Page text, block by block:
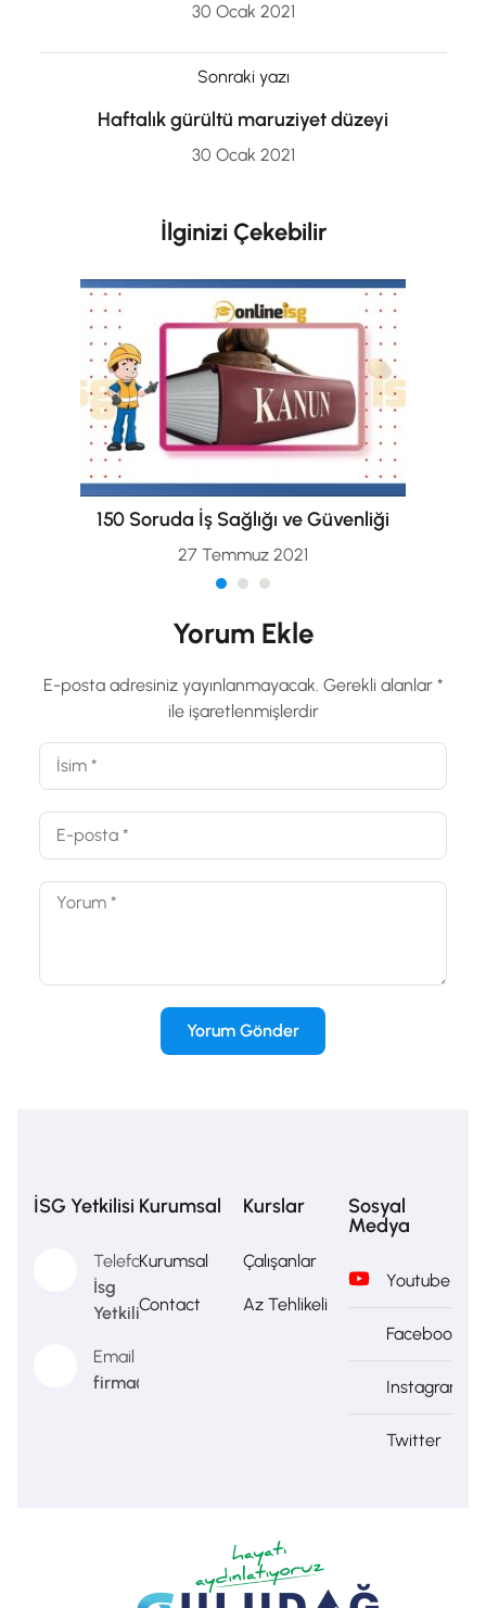
30 Ocak 2021
Sonraki yazı
Haftalık gürültü maruziyet düzeyi
30 Ocak 2021
İlginizi Çekebilir
150 Soruda İş Sağlığı ve Güvenliği
27 Temmuz 2021
Yorum Ekle
E-posta adresiniz yayınlanmayacak. Gerekli alanlar *
ile işaretlenmişlerdir
İSG Yetkilisi
Telefon
İsg
Yetkilisi
Email
firma@firma.com
Kurumsal
Kurumsal
Contact
Kurslar
Çalışanlar
Az Tehlikeli
Sosyal
Medya
Youtube
Facebook
Instagram
Twitter